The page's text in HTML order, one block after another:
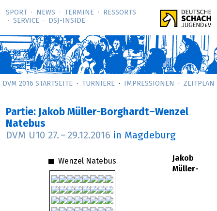
SPORT NEWS TERMINE
RESSORTS
SERVICE
DSJ-­INSIDE
DVM 2016 STARTSEITE TURNIERE IMPRESSIONEN ZEITPLAN
Partie: Jakob Müller-Borghardt–Wenzel
Natebus
DVM U10 27. – 29.12.2016 in Magdeburg
Wenzel Natebus
Jakob
Müller-